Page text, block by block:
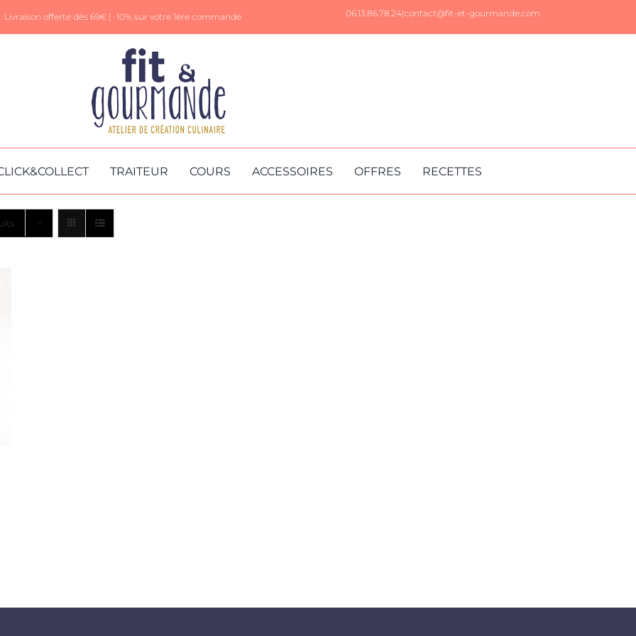
Livraison offerte dès 69€ | -10% sur votre 1ère commande 06.13.86.78.24|contact@fit-et-gourmande.com
TRAITEUR COURS ACCESSOIRES OFFRES RECETTES